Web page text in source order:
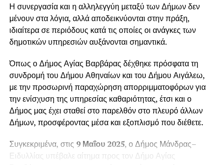
Η συνεργασία και η αλληλεγγύη μεταξύ των Δήμων δεν
μένουν στα λόγια, αλλά αποδεικνύονται στην πράξη,
ιδιαίτερα σε περιόδους κατά τις οποίες οι ανάγκες των
δημοτικών υπηρεσιών αυξάνονται σημαντικά.
Όπως ο Δήμος Αγίας Βαρβάρας δέχθηκε πρόσφατα τη
συνδρομή του Δήμου Αθηναίων και του Δήμου Αιγάλεω,
με την προσωρινή παραχώρηση απορριμματοφόρων για
την ενίσχυση της υπηρεσίας καθαριότητας, έτσι και ο
Δήμος μας έχει σταθεί στο παρελθόν στο πλευρό άλλων
Δήμων, προσφέροντας μέσα και εξοπλισμό που διέθετε.
Συγκεκριμένα, στις 9 Μαΐου 2025, ο Δήμος Μάνδρας–
Ειδυλλίας υπέβαλε αίτημα προς τον Δήμο Αγίας